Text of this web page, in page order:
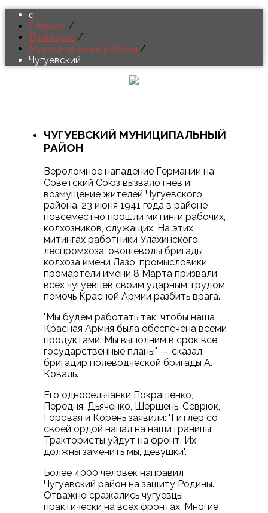
Главная /
Приморье /
Муниципальные районы /
Чугуевский
ЧУГУЕВСКИЙ МУНИЦИПАЛЬНЫЙ
РАЙОН
Вероломное нападение Германии на
Советский Союз вызвало гнев и
возмущение жителей Чугуевского
района. 23 июня 1941 года в районе
повсеместно прошли митинги рабочих,
колхозников, служащих. На этих
митингах работники Улахинского
леспромхоза, овощеводы бригады
колхоза имени Лазо, промысловики
промартели имени 8 Марта призвали
всех чугуевцев своим ударным трудом
помочь Красной Армии разбить врага.
"Мы будем работать так, чтобы наша
Красная Армия была обеспечена всеми
продуктами. Мы выполним в срок все
государственные планы", — сказал
бригадир полеводческой бригады А.
Коваль.
Его односельчанки Покрашенко,
Передня, Дьяченко, Шершень, Севрюк,
Горовая и Корень заявили: "Гитлер со
своей ордой напал на наши границы.
Трактористы уйдут на фронт. Их
должны заменить мы, девушки".
Более 4000 человек направил
Чугуевский район на защиту Родины.
Отважно сражались чугуевцы
практически на всех фронтах. Многие